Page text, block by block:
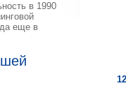
в 1990
еще в